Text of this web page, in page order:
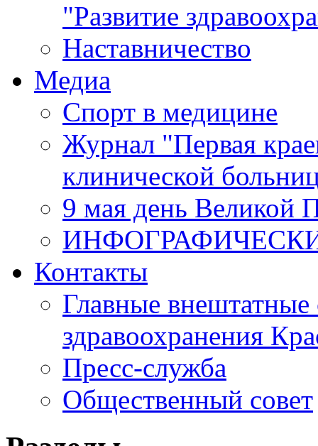
"Развитие
Наставничество
Медиа
Спорт в медицине
Журнал "Первая
клинической
9 мая день Великой
Контакты
Главные внештатные
здравоохранения
Пресс-служба
Общественный совет